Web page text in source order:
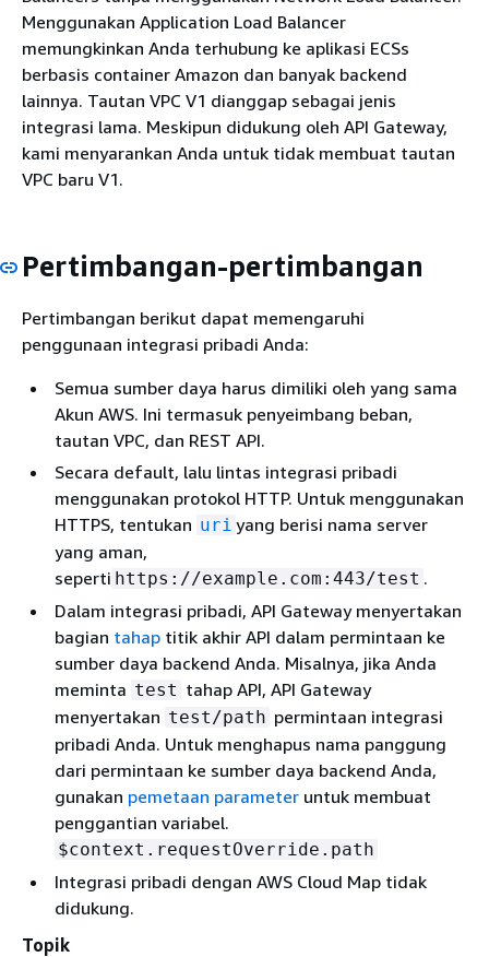
Menggunakan Application Load Balancer
memungkinkan Anda terhubung ke aplikasi ECSs
berbasis container Amazon dan banyak backend
lainnya. Tautan VPC V1 dianggap sebagai jenis
integrasi lama. Meskipun didukung oleh API Gateway,
kami menyarankan Anda untuk tidak membuat tautan
VPC baru V1.
Pertimbangan-pertimbangan
Pertimbangan berikut dapat memengaruhi
penggunaan integrasi pribadi Anda:
Semua sumber daya harus dimiliki oleh yang sama
Akun AWS. Ini termasuk penyeimbang beban,
tautan VPC, dan REST API.
Secara default, lalu lintas integrasi pribadi
menggunakan protokol HTTP. Untuk menggunakan
HTTPS, tentukan uri yang berisi nama server
yang aman,
seperti https://example.com:443/test .
Dalam integrasi pribadi, API Gateway menyertakan
bagian tahap titik akhir API dalam permintaan ke
sumber daya backend Anda. Misalnya, jika Anda
meminta test tahap API, API Gateway
menyertakan test/path permintaan integrasi
pribadi Anda. Untuk menghapus nama panggung
dari permintaan ke sumber daya backend Anda,
gunakan pemetaan parameter untuk membuat
penggantian variabel.
$context.requestOverride.path
Integrasi pribadi dengan AWS Cloud Map tidak
didukung.
Topik